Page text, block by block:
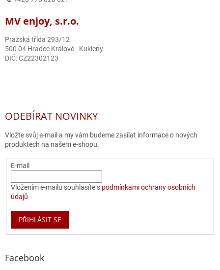
MV enjoy, s.r.o.
Pražská třída 293/12
500 04 Hradec Králové - Kukleny
DIČ: CZ22302123
ODEBÍRAT NOVINKY
Vložte svůj e-mail a my vám budeme zasílat informace o nových
produktech na našem e-shopu.
E-mail
Vložením e-mailu souhlasíte s podmínkami ochrany osobních
údajů
PŘIHLÁSIT SE
Facebook